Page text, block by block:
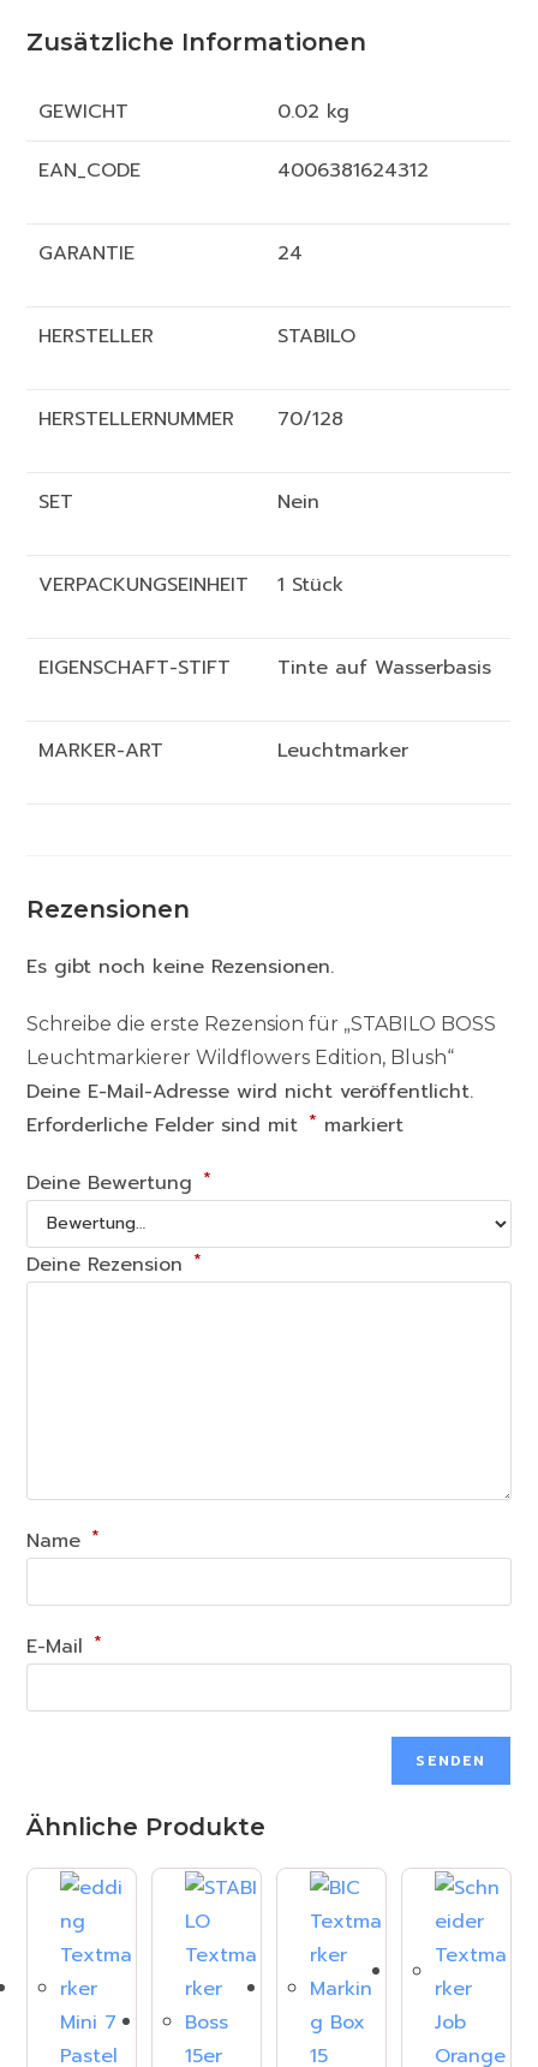
Zusätzliche Informationen
GEWICHT 0.02 kg
EAN_CODE 4006381624312
GARANTIE 24
HERSTELLER STABILO
HERSTELLERNUMMER 70/128
SET Nein
VERPACKUNGSEINHEIT 1 Stück
EIGENSCHAFT-STIFT Tinte auf Wasserbasis
MARKER-ART Leuchtmarker
Rezensionen
Es gibt noch keine Rezensionen.
Schreibe die erste Rezension für „STABILO BOSS
Leuchtmarkierer Wildflowers Edition, Blush“
Deine E-Mail-Adresse wird nicht veröffentlicht.
Erforderliche Felder sind mit * markiert
Deine Bewertung *
Deine Rezension *
Name *
E-Mail *
Ähnliche Produkte